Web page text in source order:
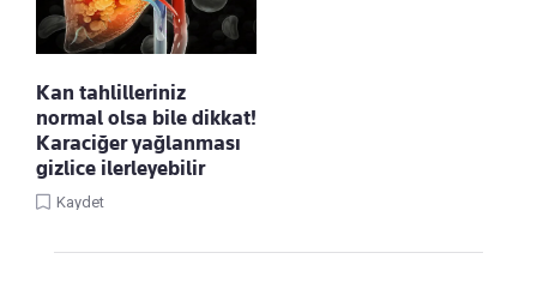
Kan tahlilleriniz
normal olsa bile dikkat!
Karaciğer yağlanması
gizlice ilerleyebilir
Kaydet